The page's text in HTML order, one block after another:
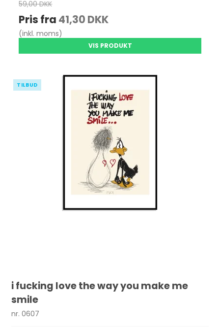
59,00 DKK
Pris fra 41,30 DKK
(inkl. moms)
VIS PRODUKT
TILBUD
i fucking love the way you make me
smile
nr. 0607